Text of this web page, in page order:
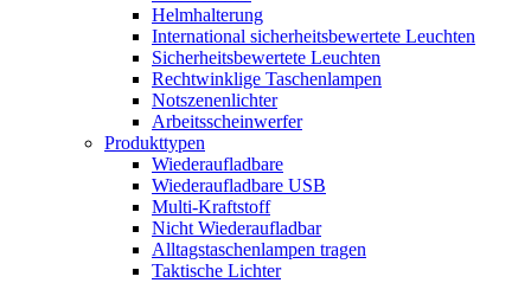
Helmhalterung
International sicherheitsbewertete Leuchten
Sicherheitsbewertete Leuchten
Rechtwinklige Taschenlampen
Notszenenlichter
Arbeitsscheinwerfer
Produkttypen
Wiederaufladbare
Wiederaufladbare USB
Multi-Kraftstoff
Nicht Wiederaufladbar
Alltagstaschenlampen tragen
Taktische Lichter